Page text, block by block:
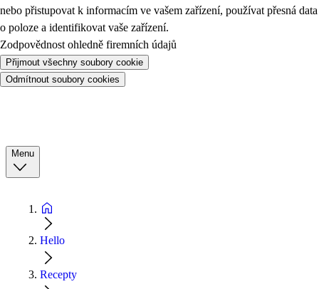
nebo přistupovat k informacím ve vašem zařízení, používat přesná data
o poloze a identifikovat vaše zařízení.
Zodpovědnost ohledně firemních údajů
Přijmout všechny soubory cookie
Odmítnout soubory cookies
Menu
Hello
Recepty